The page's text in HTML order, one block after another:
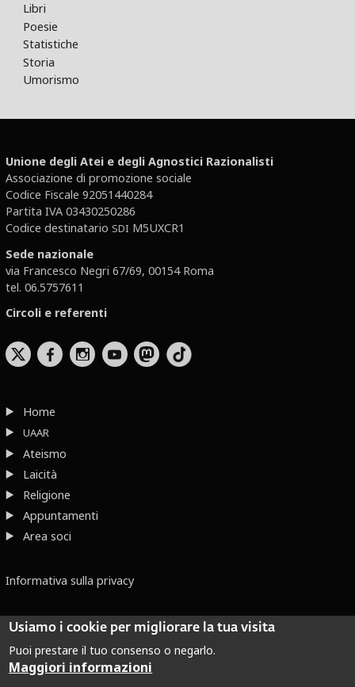
Libri
Poesie
Statistiche
Storia
Umorismo
Unione degli Atei e degli Agnostici Razionalisti
Associazione di promozione sociale
Codice Fiscale 92051440284
Partita IVA 03430250286
Codice destinatario SDI M5UXCR1
Sede nazionale
via Francesco Negri 67/69, 00154 Roma
tel. 06.5757611
Circoli e referenti
b x r
Home
UAAR
Ateismo
Laicità
Religione
Appuntamenti
Area soci
Informativa sulla privacy
Dove non indicato altrimenti quest’opera è distribuita con Licenza
Usiamo i cookie per migliorare la tua visita
Puoi prestare il tuo consenso o negarlo.
Maggiori informazioni